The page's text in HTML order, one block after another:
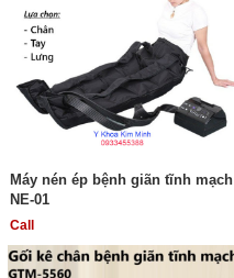
Máy nén ép bệnh giãn tĩnh mạch
NE-01
Call